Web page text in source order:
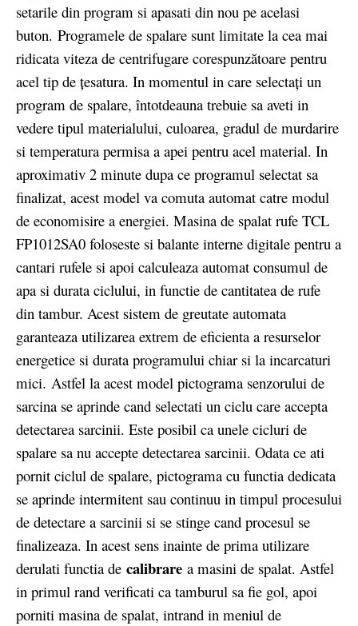
setarile din program si apasati din nou pe acelasi
buton. Programele de spalare sunt limitate la cea mai
ridicata viteza de centrifugare corespunzătoare pentru
acel tip de ţesatura. In momentul in care selectaţi un
program de spalare, întotdeauna trebuie sa aveti in
vedere tipul materialului, culoarea, gradul de murdarire
si temperatura permisa a apei pentru acel material. In
aproximativ 2 minute dupa ce programul selectat sa
finalizat, acest model va comuta automat catre modul
de economisire a energiei. Masina de spalat rufe TCL
FP1012SA0 foloseste si balante interne digitale pentru a
cantari rufele si apoi calculeaza automat consumul de
apa si durata ciclului, in functie de cantitatea de rufe
din tambur. Acest sistem de greutate automata
garanteaza utilizarea extrem de eficienta a resurselor
energetice si durata programului chiar si la incarcaturi
mici. Astfel la acest model pictograma senzorului de
sarcina se aprinde cand selectati un ciclu care accepta
detectarea sarcinii. Este posibil ca unele cicluri de
spalare sa nu accepte detectarea sarcinii. Odata ce ati
pornit ciclul de spalare, pictograma cu functia dedicata
se aprinde intermitent sau continuu in timpul procesului
de detectare a sarcinii si se stinge cand procesul se
finalizeaza. In acest sens inainte de prima utilizare
derulati functia de calibrare a masini de spalat. Astfel
in primul rand verificati ca tamburul sa fie gol, apoi
porniti masina de spalat, intrand in meniul de